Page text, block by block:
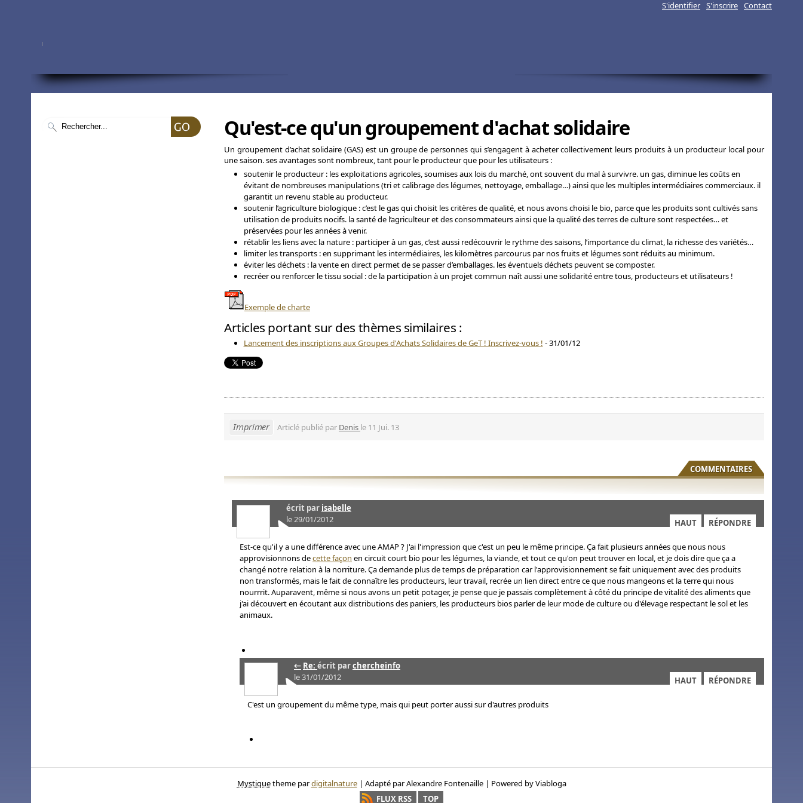
S'identifier S'inscrire Contact
Qu'est-ce qu'un groupement d'achat solidaire
Un groupement d’achat solidaire (GAS) est un groupe de personnes qui s’engagent à acheter collectivement leurs produits à un producteur local pour
une saison. ses avantages sont nombreux, tant pour le producteur que pour les utilisateurs :
soutenir le producteur : les exploitations agricoles, soumises aux lois du marché, ont souvent du mal à survivre. un gas, diminue les coûts en
évitant de nombreuses manipulations (tri et calibrage des légumes, nettoyage, emballage…) ainsi que les multiples intermédiaires commerciaux. il
garantit un revenu stable au producteur.
soutenir l’agriculture biologique : c’est le gas qui choisit les critères de qualité, et nous avons choisi le bio, parce que les produits sont cultivés sans
utilisation de produits nocifs. la santé de l’agriculteur et des consommateurs ainsi que la qualité des terres de culture sont respectées… et
préservées pour les années à venir.
rétablir les liens avec la nature : participer à un gas, c’est aussi redécouvrir le rythme des saisons, l’importance du climat, la richesse des variétés…
limiter les transports : en supprimant les intermédiaires, les kilomètres parcourus par nos fruits et légumes sont réduits au minimum.
éviter les déchets : la vente en direct permet de se passer d’emballages. les éventuels déchets peuvent se composter.
recréer ou renforcer le tissu social : de la participation à un projet commun naît aussi une solidarité entre tous, producteurs et utilisateurs !
Exemple de charte
Articles portant sur des thèmes similaires :
Lancement des inscriptions aux Groupes d'Achats Solidaires de GeT ! Inscrivez-vous ! - 31/01/12
Imprimer Articlé publié par Denis le 11 Jui. 13
COMMENTAIRES
écrit par isabelle
le 29/01/2012
HAUT RÉPONDRE
Est-ce qu'il y a une différence avec une AMAP ? J'ai l'impression que c'est un peu le même principe. Ça fait plusieurs années que nous nous
approvisionnons decette façon en circuit court bio pour les légumes, la viande, et tout ce qu'on peut trouver en local, et je dois dire que ça a
changé notre relation à la norriture. Ça demande plus de temps de préparation car l'approvisionnement se fait uniquement avec des produits
non transformés, mais le fait de connaître les producteurs, leur travail, recrée un lien direct entre ce que nous mangeons et la terre qui nous
nourrrit. Auparavent, même si nous avons un petit potager, je pense que je passais complètement à côté du principe de vitalité des aliments que
j'ai découvert en écoutant aux distributions des paniers, les producteurs bios parler de leur mode de culture ou d'élevage respectant le sol et les
animaux.
← Re: écrit parchercheinfo
le 31/01/2012
HAUT RÉPONDRE
C'est un groupement du même type, mais qui peut porter aussi sur d'autres produits
Mystiquetheme pardigitalnature| Adapté par Alexandre Fontenaille | Powered by Viabloga
FLUX RSS
TOP